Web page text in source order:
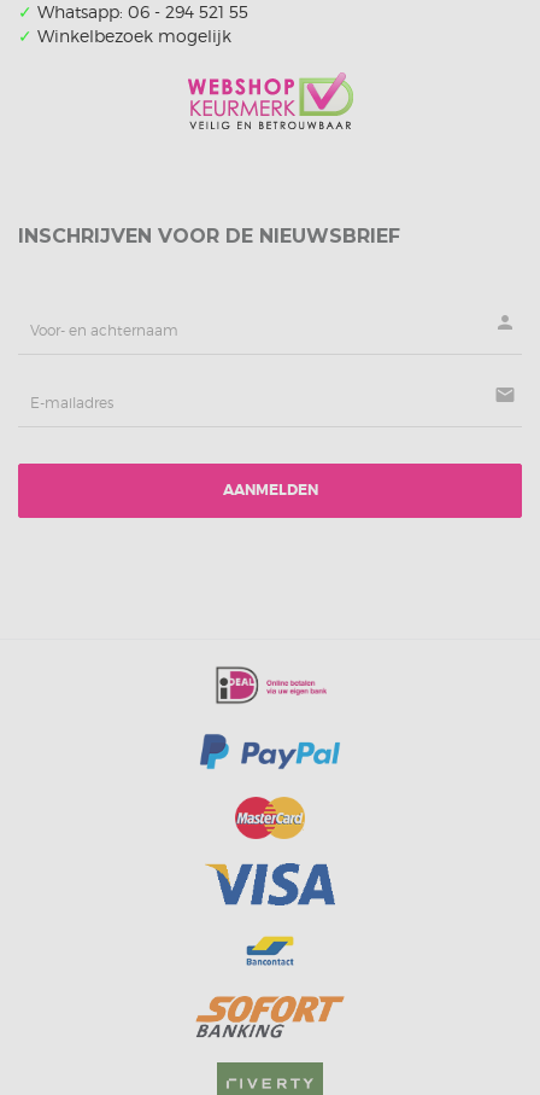
✓ Whatsapp: 06 - 294 521 55
✓ Winkelbezoek mogelijk
INSCHRIJVEN VOOR DE NIEUWSBRIEF
person
mail
AANMELDEN